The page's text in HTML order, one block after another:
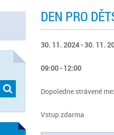
DEN PRO
30. 11. 2024 - 30. 11.
09:00 - 12:00
Dopoledne strávené
Vstup zdarma